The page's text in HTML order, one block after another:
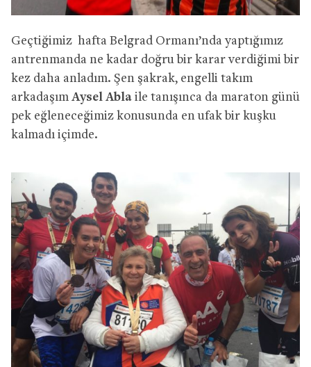
Geçtiğimiz hafta Belgrad Ormanı’nda yaptığımız
antrenmanda ne kadar doğru bir karar verdiğimi bir
kez daha anladım. Şen şakrak, engelli takım
arkadaşım Aysel Abla ile tanışınca da maraton günü
pek eğleneceğimiz konusunda en ufak bir kuşku
kalmadı içimde.